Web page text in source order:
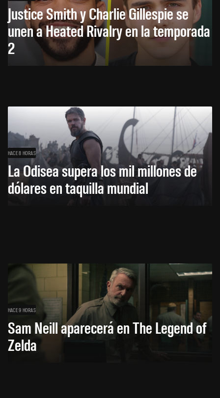
Justice Smith y Charlie Gillespie se
unen a Heated Rivalry en la temporada
2
HACE 8 HORAS
La Odisea supera los mil millones de
dólares en taquilla mundial
HACE 9 HORAS
Sam Neill aparecerá en The Legend of
Zelda